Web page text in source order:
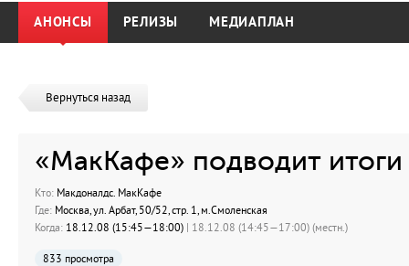
АНОНСЫ РЕЛИЗЫ МЕДИАПЛАН
Вернуться назад
«МакКафе» подводит итоги
Кто: Макдоналдс. МакКафе
Где: Москва, ул. Арбат, 50/52, стр. 1, м.Смоленская
Когда: 18.12.08 (15:45—18:00) | 18.12.08 (14:45—17:00) (местн.)
833 просмотра